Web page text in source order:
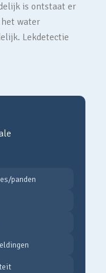
is ontstaat er
het water
Lekdetectie
panden